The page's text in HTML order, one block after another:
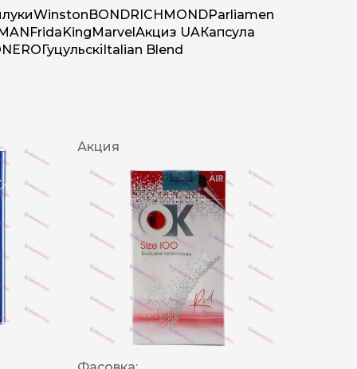
WinstonBONDRICHMONDParliamen
FridaKingMarvelАкциз UAКапсула
NEROГуцульскіItalian Blend
Акция